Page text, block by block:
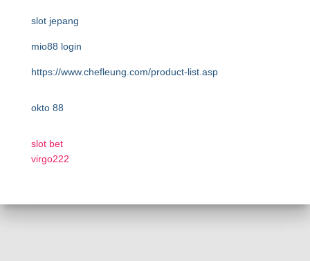
slot jepang
mio88 login
https://www.chefleung.com/product-list.asp
okto 88
slot bet
virgo222